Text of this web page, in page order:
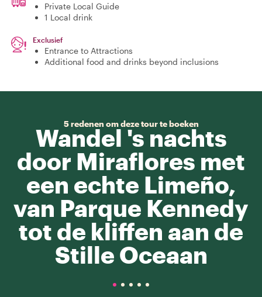
Private Local Guide
1 Local drink
Exclusief
Entrance to Attractions
Additional food and drinks beyond inclusions
5 redenen om deze tour te boeken
Wandel 's nachts
door Miraflores met
een echte Limeño,
van Parque Kennedy
tot de kliffen aan de
Stille Oceaan